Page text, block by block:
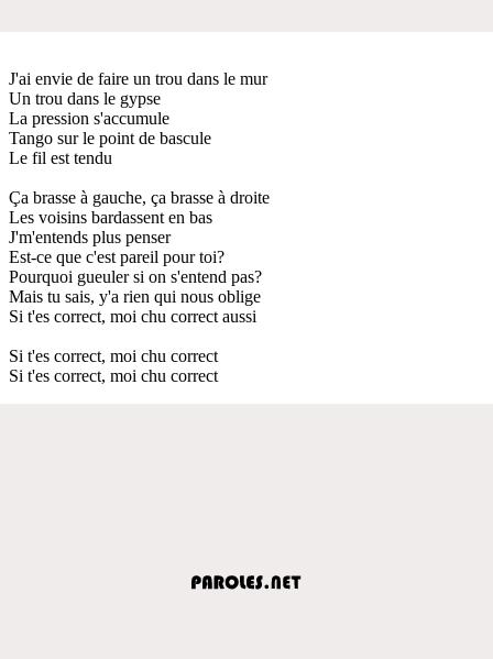
J'ai envie de faire un trou dans le mur
Un trou dans le gypse
La pression s'accumule
Tango sur le point de bascule
Le fil est tendu
Ça brasse à gauche, ça brasse à droite
Les voisins bardassent en bas
J'm'entends plus penser
Est-ce que c'est pareil pour toi?
Pourquoi gueuler si on s'entend pas?
Mais tu sais, y'a rien qui nous oblige
Si t'es correct, moi chu correct aussi
Si t'es correct, moi chu correct
Si t'es correct, moi chu correct